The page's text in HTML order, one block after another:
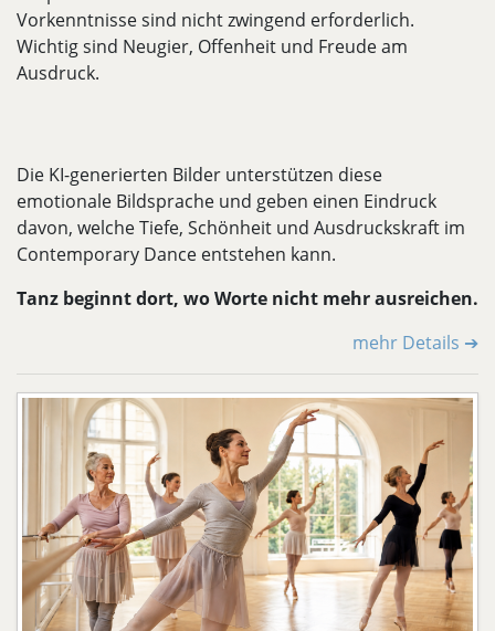
Vorkenntnisse sind nicht zwingend erforderlich.
Wichtig sind Neugier, Offenheit und Freude am
Ausdruck.
Die KI-generierten Bilder unterstützen diese
emotionale Bildsprache und geben einen Eindruck
davon, welche Tiefe, Schönheit und Ausdruckskraft im
Contemporary Dance entstehen kann.
Tanz beginnt dort, wo Worte nicht mehr ausreichen.
mehr Details ➔